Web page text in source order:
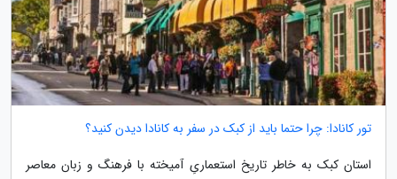
تور کانادا: چرا حتما باید از کبک در سفر به کانادا دیدن کنید؟
استان کبک به خاطر تاریخ استعماریِ آمیخته با فرهنگ و زبان معاصر